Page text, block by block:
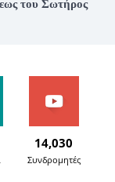
του Σωτήρος
14,030
Συνδρομητές